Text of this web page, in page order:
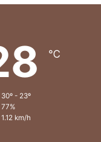
℃
30º - 23º
77%
1.12 km/h